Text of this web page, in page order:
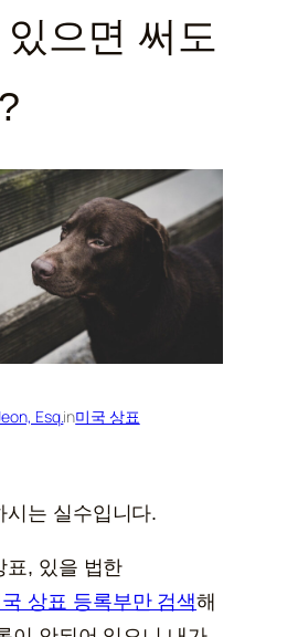
으면 써도
Esq.in미국 상표
시는 실수입니다.
표, 있을 법한
상표 등록부만 검색해